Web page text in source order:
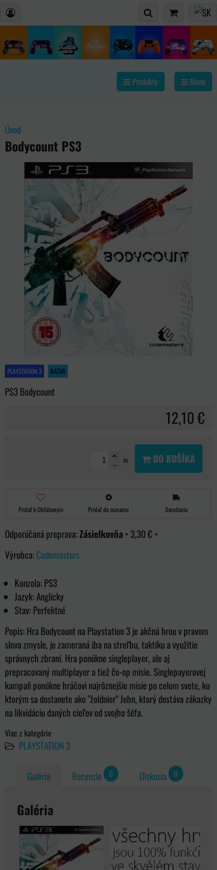
Produkty Menu
Úvod
Bodycount PS3
PLAYSTATION 3 BAZAR
PS3 Bodycount
12,10 €
ks DO KOŠÍKA
Pridať k Obľúbeným Pridať do zoznamu Doručenia
Zásielkovňa • 3,30 € •
Výrobca: Codemasters
Konzola: PS3
Jazyk: Anglicky
Stav: Perfektné
Popis: Hra Bodycount na Playstation 3 je akčná hrou v pravom
slova zmysle, je zameraná iba na streľbu, taktiku a využitie
správnych zbraní. Hra ponúkne singleplayer, ale aj
prepracovaný multiplayer a tiež čo-op misie. Singlepayerovej
kampaň ponúkne hráčovi najrôznejšie misie po celom svete, ku
ktorým sa dostanete ako "žoldnier" John, ktorý dostáva zákazky
na likvidáciu daných cieľov od svojho šéfa.
Viac z kategórie
PLAYSTATION 3
Galéria Recenzie 0 Diskusia 0
Galéria